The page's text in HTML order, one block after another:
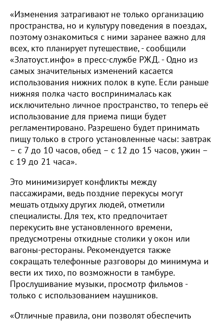
«Изменения затрагивают не только организацию
пространства, но и культуру поведения в поездах,
поэтому ознакомиться с ними заранее важно для
всех, кто планирует путешествие, - сообщили
«Златоуст.инфо» в пресс-службе РЖД. - Одно из
самых значительных изменений касается
использования нижних полок в купе. Если раньше
нижняя полка часто воспринималась как
исключительно личное пространство, то теперь её
использование для приема пищи будет
регламентировано. Разрешено будет принимать
пищу только в строго установленные часы: завтрак
– с 7 до 10 часов, обед – с 12 до 15 часов, ужин –
с 19 до 21 часа».
Это минимизирует конфликты между
пассажирами, ведь поздние перекусы могут
мешать отдыху других людей, отметили
специалисты. Для тех, кто предпочитает
перекусить вне установленного времени,
предусмотрены откидные столики у окон или
вагоны-рестораны. Рекомендуется также
сокращать телефонные разговоры до минимума и
вести их тихо, по возможности в тамбуре.
Прослушивание музыки, просмотр фильмов -
только с использованием наушников.
«Отличные правила, они позволят обеспечить